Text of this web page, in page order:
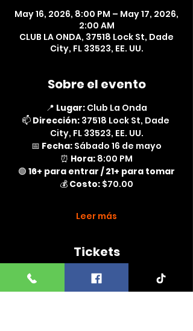
May 16, 2026, 8:00 PM – May 17, 2026,
2:00 AM
CLUB LA ONDA, 37518 Lock St, Dade
City, FL 33523, EE. UU.
Sobre el evento
📍 Lugar: Club La Onda
📫 Dirección: 37518 Lock St, Dade
City, FL 33523, EE. UU.
📅 Fecha: Sábado 16 de mayo
⏰ Hora: 8:00 PM
🟢 16+ para entrar / 21+ para tomar
💰 Costo: $70.00
Leer más
Tickets